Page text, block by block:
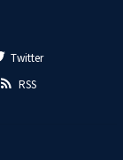
Twitter
RSS